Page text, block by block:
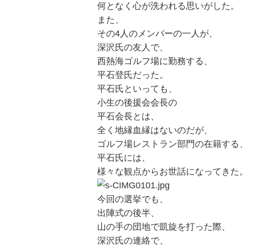
何となく心が洗われる思いがした。
また、
その4人のメンバーの一人が、
深沢氏の友人で、
西熱海ゴルフ場に勤務する、
平石登氏だった。
平石氏といっても、
小生の後援会会長の
平石会長とは、
全く地縁血縁はないのだが、
ゴルフ場レストラン部門の在籍する、
平石氏には、
様々な観点からお世話になってきた。
今回の選挙でも、
出陣式の後半、
山の手の団地で凱旋を打った際、
深沢氏の連絡で、